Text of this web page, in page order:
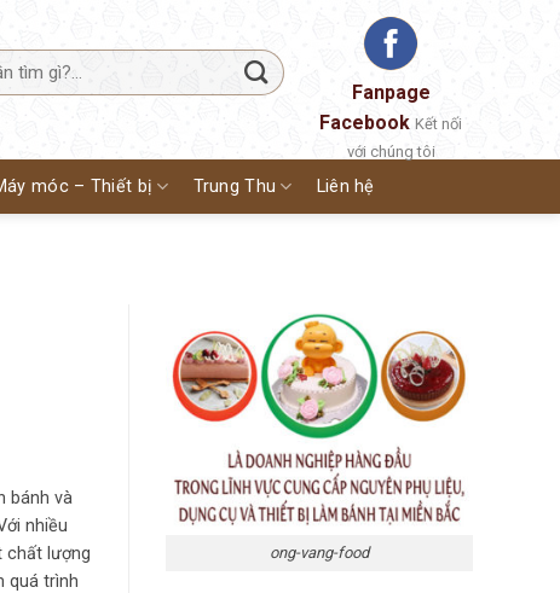
Fanpage
Facebook Kết nối
với chúng tôi
móc – Thiết bị Trung Thu Liên hệ
bánh và
nhiều
chất lượng
quá trình
ong-vang-food